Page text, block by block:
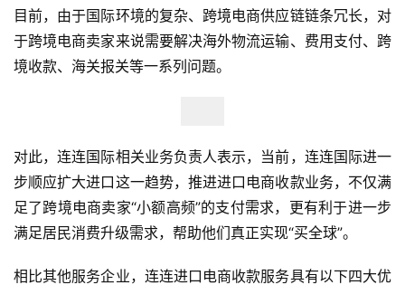
目前，由于国际环境的复杂、跨境电商供应链链条冗长，对
于跨境电商卖家来说需要解决海外物流运输、费用支付、跨
境收款、海关报关等一系列问题。
对此，连连国际相关业务负责人表示，当前，连连国际进一
步顺应扩大进口这一趋势，推进进口电商收款业务，不仅满
足了跨境电商卖家“小额高频”的支付需求，更有利于进一步
满足居民消费升级需求，帮助他们真正实现“买全球”。
相比其他服务企业，连连进口电商收款服务具有以下四大优